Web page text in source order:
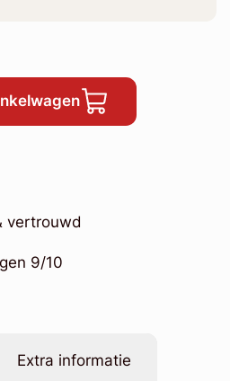
vertrouwd
9/10
Extra informatie